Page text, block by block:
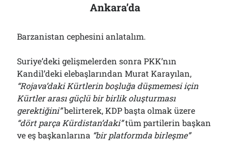
Ankara’da
Barzanistan cephesini anlatalım.
Suriye’deki gelişmelerden sonra PKK’nın
Kandil’deki elebaşlarından Murat Karayılan,
“Rojava’daki Kürtlerin boşluğa düşmemesi için
Kürtler arası güçlü bir birlik oluşturması
gerektiğini”belirterek, KDP başta olmak üzere
“dört parça Kürdistan’daki”tüm partilerin başkan
ve eş başkanlarına “bir platformda birleşme”